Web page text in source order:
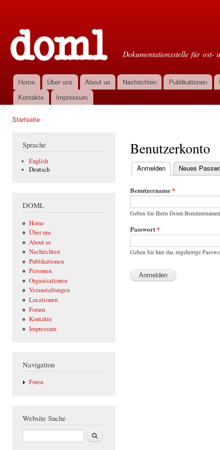
Dokumentationsstelle für ost-
Hauptmenü
Home Über uns About us Nachrichten Publikationen
Kontakte
Impressum
Startseite
Sprache
English
Deutsch
DOML
Home
Über uns
About us
Nachrichten
Publikationen
Personen
Organisationen
Veranstaltungen
Locationen
Forum
Kontakte
Impressum
Navigation
Foren
Website Suche
Suche
Benutzerkonto
Haupt-Reiter
Anmelden (aktiver Reiter)
Neues
Benutzername*
Geben Sie Ihren Doml-
Passwort*
Geben Sie hier das zugehörige